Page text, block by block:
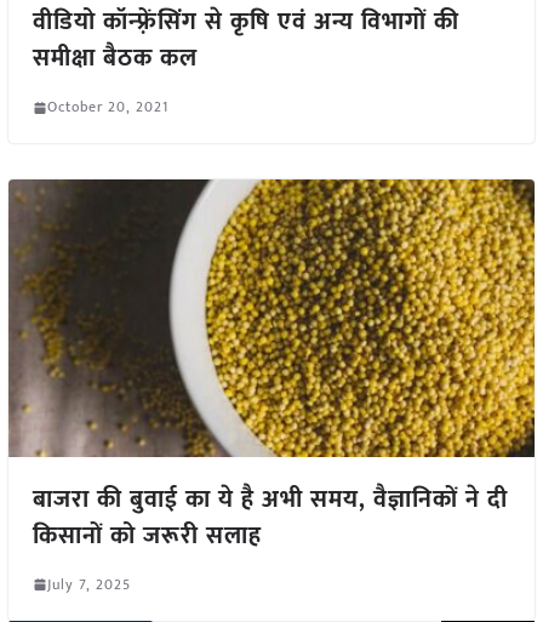
वीडियो कॉन्फ़्रेंसिंग से कृषि एवं अन्य विभागों की
समीक्षा बैठक कल
October 20, 2021
बाजरा की बुवाई का ये है अभी समय, वैज्ञानिकों ने दी
किसानों को जरूरी सलाह
July 7, 2025